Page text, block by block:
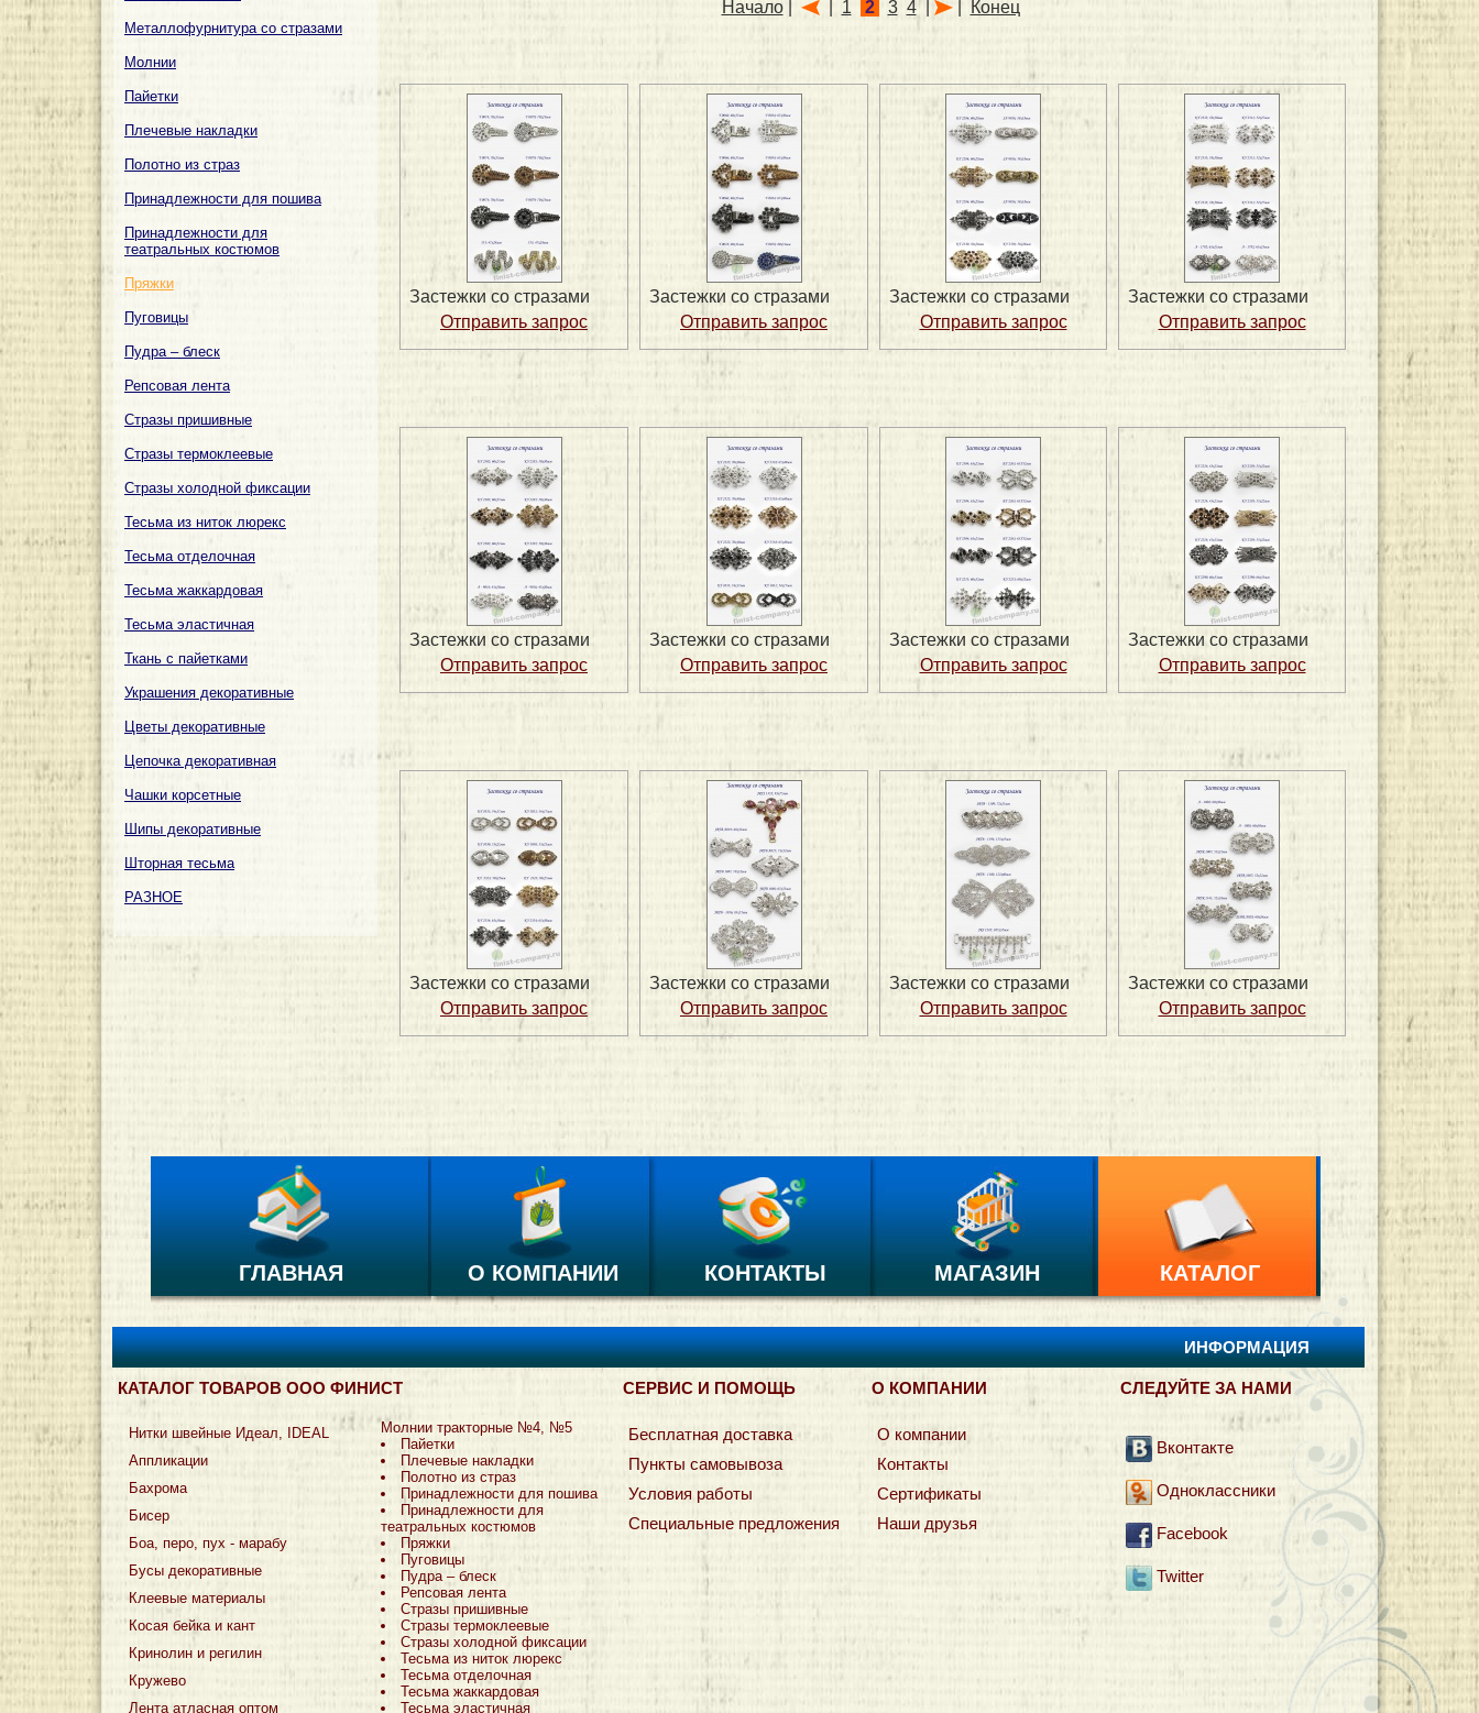
Металлофурнитура со стразами
Молнии
Пайетки
Плечевые накладки
Полотно из страз
Принадлежности для пошива
Принадлежности для
театральных костюмов
Пряжки
Пуговицы
Пудра – блеск
Репсовая лента
Стразы пришивные
Стразы термоклеевые
Стразы холодной фиксации
Тесьма из ниток люрекс
Тесьма отделочная
Тесьма жаккардовая
Тесьма эластичная
Ткань с пайетками
Украшения декоративные
Цветы декоративные
Цепочка декоративная
Чашки корсетные
Шипы декоративные
Шторная тесьма
РАЗНОЕ
Начало| | 1 2 3 4| | Конец
Застежки со стразами Застежки со стразами Застежки со стразами Застежки со стразами
Застежки со стразами Застежки со стразами Застежки со стразами Застежки со стразами
Застежки со стразами Застежки со стразами Застежки со стразами Застежки со стразами
ГЛАВНАЯ О КОМПАНИИ КОНТАКТЫ МАГАЗИН КАТАЛОГ
ИНФОРМАЦИЯ
КАТАЛОГ ТОВАРОВ ООО ФИНИСТ СЕРВИС И ПОМОЩЬ О КОМПАНИИ СЛЕДУЙТЕ ЗА НАМИ
Нитки швейные Идеал, IDEAL
Аппликации
Бахрома
Бисер
Боа, перо, пух - марабу
Бусы декоративные
Клеевые материалы
Косая бейка и кант
Кринолин и регилин
Кружево
Лента атласная оптом
Молнии тракторные №4, №5
Пайетки
Плечевые накладки
Полотно из страз
Принадлежности для пошива
Принадлежности для
театральных костюмов
Пряжки
Пуговицы
Пудра – блеск
Репсовая лента
Стразы пришивные
Стразы термоклеевые
Стразы холодной фиксации
Тесьма из ниток люрекс
Тесьма отделочная
Тесьма жаккардовая
Тесьма эластичная
Бесплатная доставка
Пункты самовывоза
Условия работы
Специальные предложения
О компании
Контакты
Сертификаты
Наши друзья
Вконтакте
Одноклассники
Facebook
Twitter